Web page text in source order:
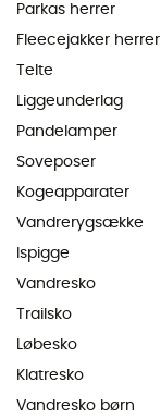
Parkas herrer
Fleecejakker herrer
Telte
Liggeunderlag
Pandelamper
Soveposer
Kogeapparater
Vandrerygsække
Ispigge
Vandresko
Trailsko
Løbesko
Klatresko
Vandresko børn